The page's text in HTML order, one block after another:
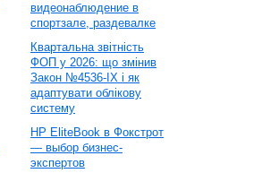
видеонаблюдение в
спортзале, раздевалке
Квартальна звітність
ФОП у 2026: що змінив
Закон №4536-IX і як
адаптувати облікову
систему
HP EliteBook в Фокстрот
— выбор бизнес-
экспертов